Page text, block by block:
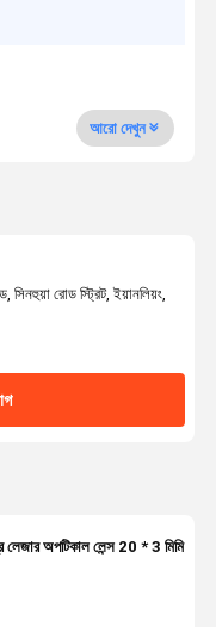
আরো দেখুন
সিনহুয়া রোড স্ট্রিট, ইয়ানলিয়ং,
অপটিকাল লেন্স 20 * 3 মিমি